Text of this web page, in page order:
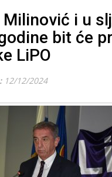
Milinović i u
bit će
LiPO
12/12/2024